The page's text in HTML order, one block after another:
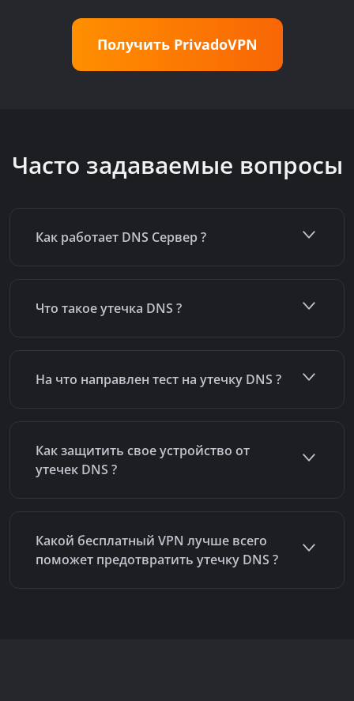
Получить PrivadoVPN
Часто задаваемые вопросы
Как работает DNS Сервер ?
Что такое утечка DNS ?
На что направлен тест на утечку DNS ?
Как защитить свое устройство от
утечек DNS ?
Какой бесплатный VPN лучше всего
поможет предотвратить утечку DNS ?